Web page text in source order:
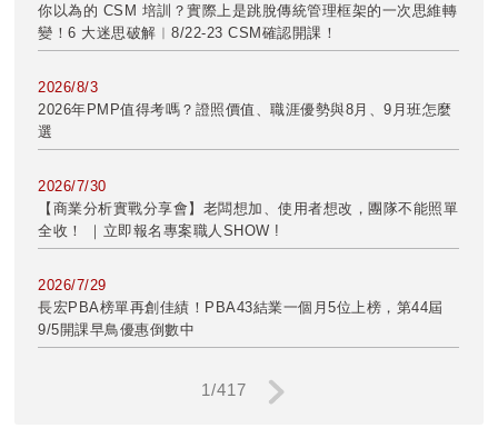
你以為的 CSM 培訓？實際上是跳脫傳統管理框架的一次思維轉
變！6 大迷思破解︱8/22-23 CSM確認開課！
2026/8/3
2026年PMP值得考嗎？證照價值、職涯優勢與8月、9月班怎麼
選
2026/7/30
【商業分析實戰分享會】老闆想加、使用者想改，團隊不能照單
全收！ ｜立即報名專案職人SHOW !
2026/7/29
長宏PBA榜單再創佳績！PBA43結業一個月5位上榜，第44屆
9/5開課早鳥優惠倒數中
1/417